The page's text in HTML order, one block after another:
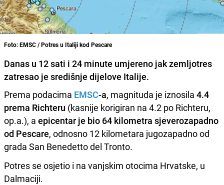
Foto: EMSC / Potres u Italiji kod Pescare
Danas u 12 sati i 24 minute umjereno jak zemljotres
zatresao je središnje dijelove Italije.
Prema podacima EMSC-a, magnituda je iznosila 4.4
prema Richteru (kasnije korigiran na 4.2 po Richteru,
op.a.), a epicentar je bio 64 kilometra sjeverozapadno
od Pescare, odnosno 12 kilometara jugozapadno od
grada San Benedetto del Tronto.
Potres se osjetio i na vanjskim otocima Hrvatske, u
Dalmaciji.